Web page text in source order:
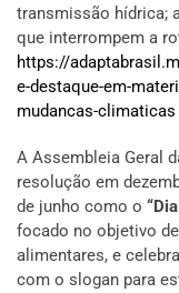
transmissão hídrica;
que interrompem a
https://
e-destaque-em-
mudancas-climaticas
A Assembleia Geral
resolução em
de junho como o
focado no objetivo
alimentares, e
com o slogan para